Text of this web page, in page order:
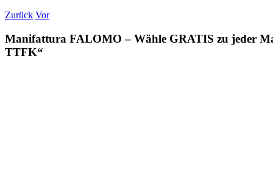
Zurück Vor
Manifattura FALOMO – Wähle GRATIS zu jeder
TTFK“